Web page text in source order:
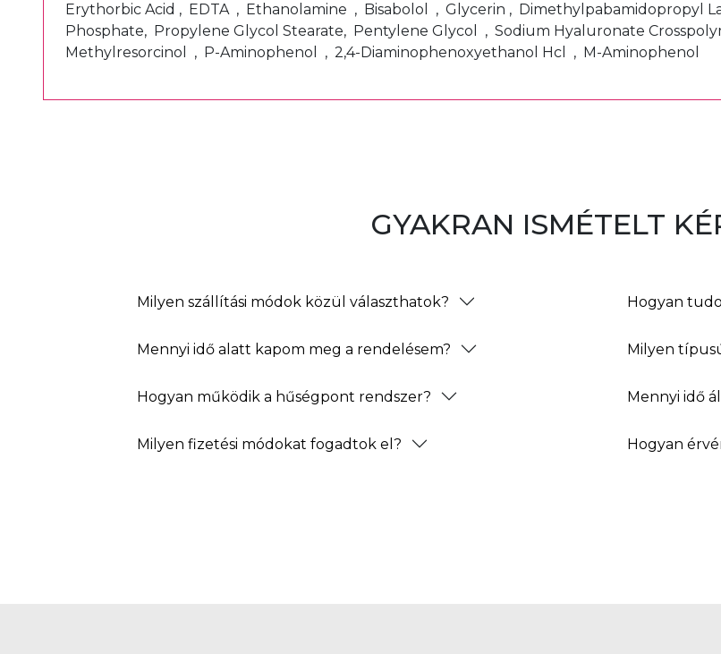
Erythorbic Acid , EDTA , Ethanolamine , Bisabolol , Glycerin , Dimethylpabamidopropyl
Phosphate, Propylene Glycol Stearate, Pentylene Glycol , Sodium Hyaluronate
Methylresorcinol , P-Aminophenol , 2,4-Diaminophenoxyethanol Hcl , M-Aminophenol
GYAKRAN ISMÉTELT
Milyen szállítási módok közül választhatok?
Mennyi idő alatt kapom meg a rendelésem?
Hogyan működik a hűségpont rendszer?
Milyen fizetési módokat fogadtok el?
Hogyan
Milyen
Mennyi idő
Hogyan